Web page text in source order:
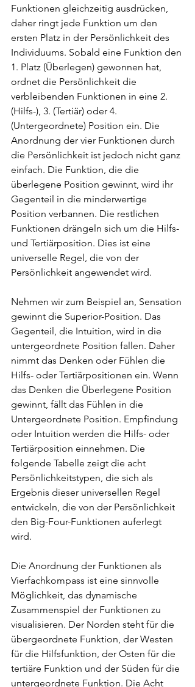
Funktionen gleichzeitig ausdrücken,
daher ringt jede Funktion um den
ersten Platz in der Persönlichkeit des
Individuums. Sobald eine Funktion den
1. Platz (Überlegen) gewonnen hat,
ordnet die Persönlichkeit die
verbleibenden Funktionen in eine 2.
(Hilfs-), 3. (Tertiär) oder 4.
(Untergeordnete) Position ein. Die
Anordnung der vier Funktionen durch
die Persönlichkeit ist jedoch nicht ganz
einfach. Die Funktion, die die
überlegene Position gewinnt, wird ihr
Gegenteil in die minderwertige
Position verbannen. Die restlichen
Funktionen drängeln sich um die Hilfs-
und Tertiärposition. Dies ist eine
universelle Regel, die von der
Persönlichkeit angewendet wird.
Nehmen wir zum Beispiel an, Sensation
gewinnt die Superior-Position. Das
Gegenteil, die Intuition, wird in die
untergeordnete Position fallen. Daher
nimmt das Denken oder Fühlen die
Hilfs- oder Tertiärpositionen ein. Wenn
das Denken die Überlegene Position
gewinnt, fällt das Fühlen in die
Untergeordnete Position. Empfindung
oder Intuition werden die Hilfs- oder
Tertiärposition einnehmen. Die
folgende Tabelle zeigt die acht
Persönlichkeitstypen, die sich als
Ergebnis dieser universellen Regel
entwickeln, die von der Persönlichkeit
den Big-Four-Funktionen auferlegt
wird.
Die Anordnung der Funktionen als
Vierfachkompass ist eine sinnvolle
Möglichkeit, das dynamische
Zusammenspiel der Funktionen zu
visualisieren. Der Norden steht für die
übergeordnete Funktion, der Westen
für die Hilfsfunktion, der Osten für die
tertiäre Funktion und der Süden für die
untergeordnete Funktion. Die Acht